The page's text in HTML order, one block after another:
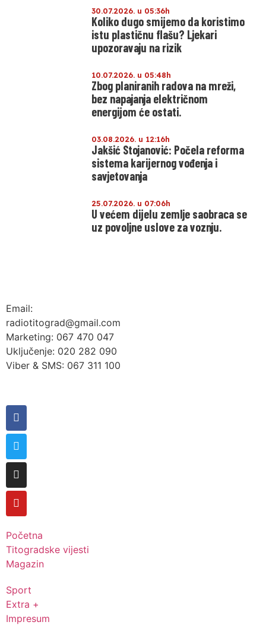
30.07.2026. u 05:36h
Koliko dugo smijemo da koristimo
istu plastičnu flašu? Ljekari
upozoravaju na rizik
10.07.2026. u 05:48h
Zbog planiranih radova na mreži,
bez napajanja električnom
energijom će ostati.
03.08.2026. u 12:16h
Jakšić Stojanović: Počela reforma
sistema karijernog vođenja i
savjetovanja
25.07.2026. u 07:06h
U većem dijelu zemlje saobraca se
uz povoljne uslove za voznju.
Email:
radiotitograd@gmail.com
Marketing: 067 470 047
Uključenje: 020 282 090
Viber & SMS: 067 311 100
Početna
Titogradske vijesti
Magazin
Sport
Extra +
Impresum